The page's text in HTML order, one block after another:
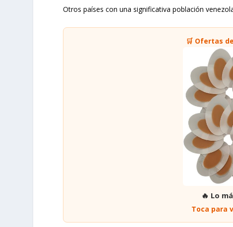
Otros países con una significativa población
🛒 Ofertas
🔥 Lo
Toca para